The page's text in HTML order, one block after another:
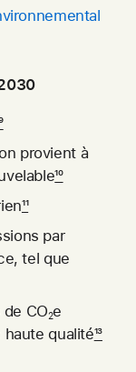
provient à
10
11
par
tel que
CO2e
qualité13